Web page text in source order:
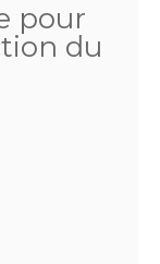
pour
du